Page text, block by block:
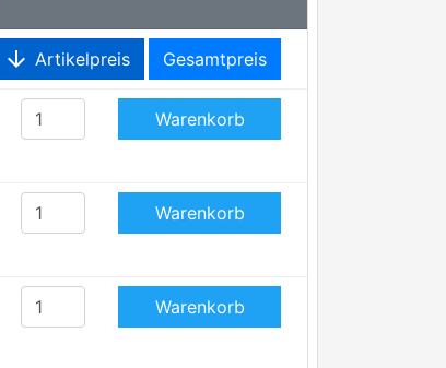
arrow_downward Artikelpreis Gesamtpreis
Warenkorb
Warenkorb
Warenkorb